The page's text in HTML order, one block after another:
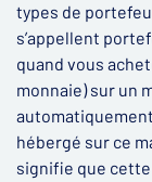
types de
s’appellent
quand vous
monnaie) sur un
hébergé sur ce
signifie que